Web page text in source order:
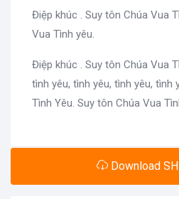
Điệp khúc . Suy tôn Chúa Vua
Vua Tình yêu.
Điệp khúc . Suy tôn Chúa Vua
tình yêu, tình yêu, tình yêu, tình
Tình Yêu. Suy tôn Chúa Vua
Download